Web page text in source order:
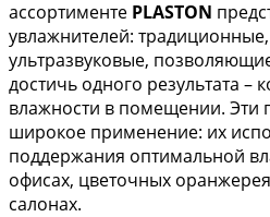
ассортименте PLASTON
увлажнителей:
ультразвуковые,
достичь одного результата –
влажности в помещении. Эти
широкое применение: их
поддержания оптимальной
офисах, цветочных
салонах.